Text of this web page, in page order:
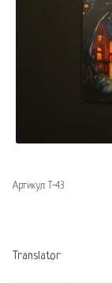
Артикул: Т-43
Translator